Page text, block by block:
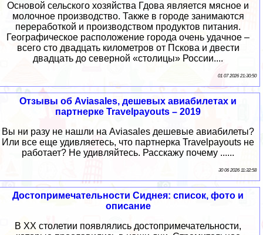
Основой сельского хозяйства Гдова является мясное и
молочное производство. Также в городе занимаются
переработкой и производством продуктов питания.
Географическое расположение города очень удачное –
всего сто двадцать километров от Пскова и двести
двадцать до северной «столицы» России....
01 07 2026 21:30:50
Отзывы об Aviasales, дешевых авиабилетах и
партнерке Travelpayouts – 2019
Вы ни разу не нашли на Aviasales дешевые авиабилеты?
Или все еще удивляетесь, что партнерка Travelpayouts не
работает? Не удивляйтесь. Расскажу почему ......
30 06 2026 11:32:58
Достопримечательности Сиднея: список, фото и
описание
В XX столетии появлялись достопримечательности,